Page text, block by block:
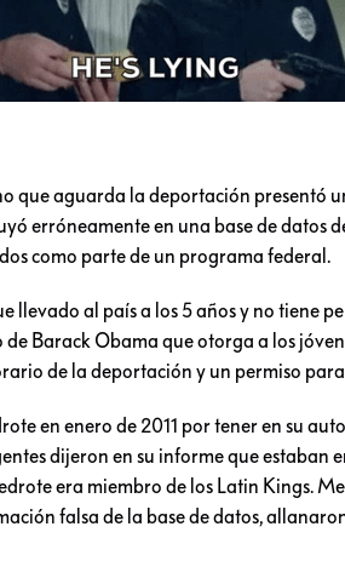
que aguarda la deportación presentó
erróneamente en una base de datos
como parte de un programa federal.
llevado al país a los 5 años y no tiene
Barack Obama que otorga a los
de la deportación y un permiso
en enero de 2011 por tener en su
dijeron en su informe que estaban
era miembro de los Latin Kings.
falsa de la base de datos,